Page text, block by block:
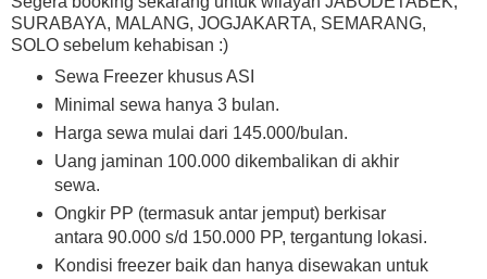
SURABAYA, MALANG, JOGJAKARTA, SEMARANG,
SOLO sebelum kehabisan :)
Sewa Freezer khusus ASI
Minimal sewa hanya 3 bulan.
Harga sewa mulai dari 145.000/bulan.
Uang jaminan 100.000 dikembalikan di akhir
sewa.
Ongkir PP (termasuk antar jemput) berkisar
antara 90.000 s/d 150.000 PP, tergantung lokasi.
Kondisi freezer baik dan hanya disewakan untuk